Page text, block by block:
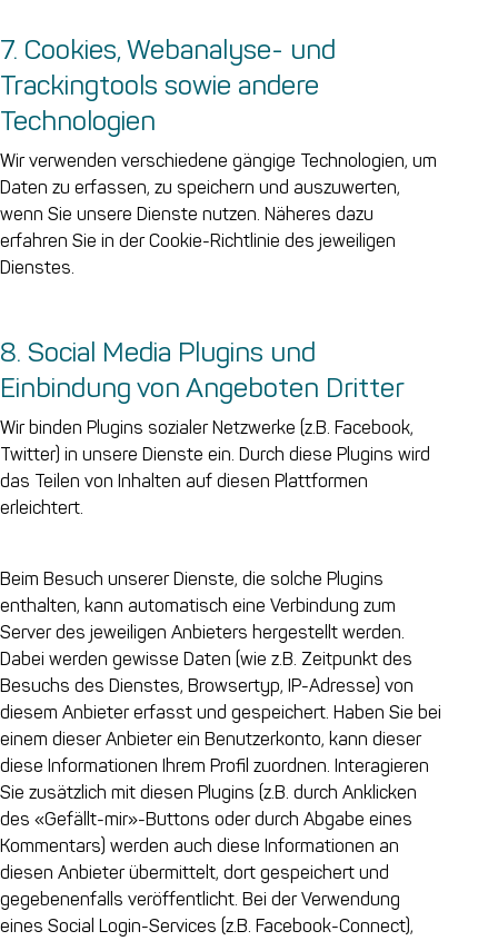
7. Cookies, Webanalyse- und
Trackingtools sowie andere
Technologien
Wir verwenden verschiedene gängige Technologien, um
Daten zu erfassen, zu speichern und auszuwerten,
wenn Sie unsere Dienste nutzen. Näheres dazu
erfahren Sie in der Cookie-Richtlinie des jeweiligen
Dienstes.
8. Social Media Plugins und
Einbindung von Angeboten Dritter
Wir binden Plugins sozialer Netzwerke (z.B. Facebook,
Twitter) in unsere Dienste ein. Durch diese Plugins wird
das Teilen von Inhalten auf diesen Plattformen
erleichtert.
Beim Besuch unserer Dienste, die solche Plugins
enthalten, kann automatisch eine Verbindung zum
Server des jeweiligen Anbieters hergestellt werden.
Dabei werden gewisse Daten (wie z.B. Zeitpunkt des
Besuchs des Dienstes, Browsertyp, IP-Adresse) von
diesem Anbieter erfasst und gespeichert. Haben Sie bei
einem dieser Anbieter ein Benutzerkonto, kann dieser
diese Informationen Ihrem Profil zuordnen. Interagieren
Sie zusätzlich mit diesen Plugins (z.B. durch Anklicken
des «Gefällt-mir»-Buttons oder durch Abgabe eines
Kommentars) werden auch diese Informationen an
diesen Anbieter übermittelt, dort gespeichert und
gegebenenfalls veröffentlicht. Bei der Verwendung
eines Social Login-Services (z.B. Facebook-Connect),